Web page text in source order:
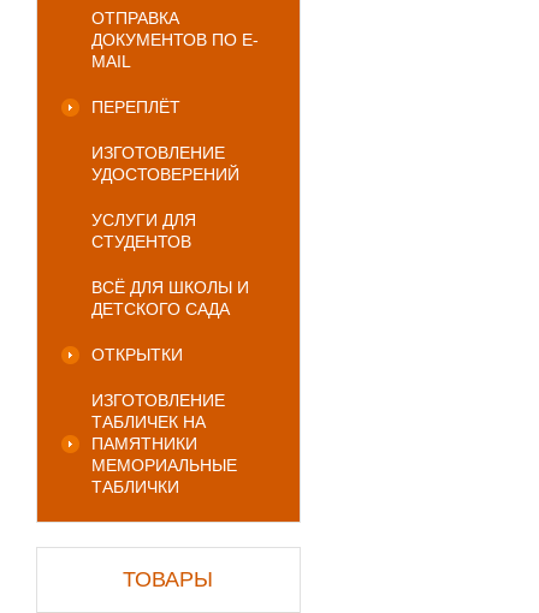
ОТПРАВКА
ДОКУМЕНТОВ ПО E-
MAIL
ПЕРЕПЛЁТ
ИЗГОТОВЛЕНИЕ
УДОСТОВЕРЕНИЙ
УСЛУГИ ДЛЯ
СТУДЕНТОВ
ВСЁ ДЛЯ ШКОЛЫ И
ДЕТСКОГО САДА
ОТКРЫТКИ
ИЗГОТОВЛЕНИЕ
ТАБЛИЧЕК НА
ПАМЯТНИКИ
МЕМОРИАЛЬНЫЕ
ТАБЛИЧКИ
ТОВАРЫ